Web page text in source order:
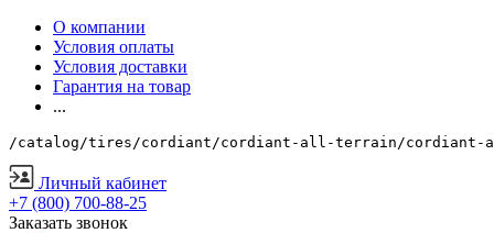
О компании
Условия оплаты
Условия доставки
Гарантия на товар
...
/catalog/tires/cordiant/cordiant-all-terrain/cordiant-
Личный кабинет
+7 (800) 700-88-25
Заказать звонок